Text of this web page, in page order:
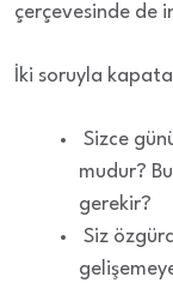
çerçevesinde de
İki soruyla
Sizce
mudur?
gerekir?
Siz